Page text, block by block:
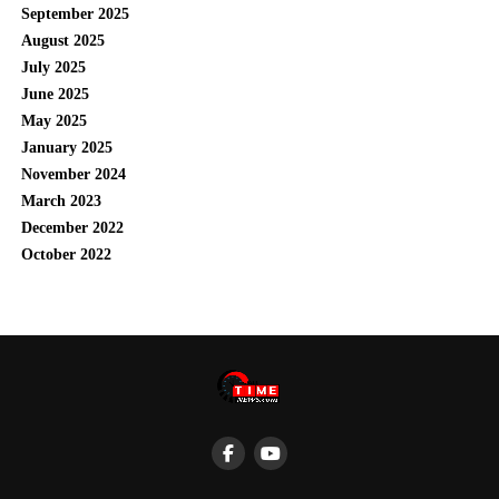
September 2025
August 2025
July 2025
June 2025
May 2025
January 2025
November 2024
March 2023
December 2022
October 2022